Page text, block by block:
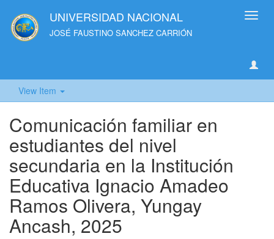
UNIVERSIDAD NACIONAL
JOSÉ FAUSTINO SANCHEZ CARRIÓN
View Item
Comunicación familiar en
estudiantes del nivel
secundaria en la Institución
Educativa Ignacio Amadeo
Ramos Olivera, Yungay
Ancash, 2025